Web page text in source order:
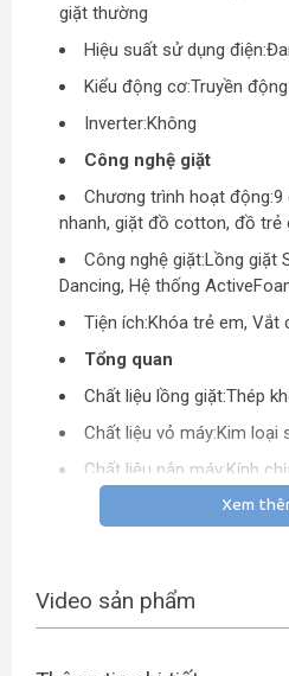
giặt thường
Hiệu suất sử dụng
Kiểu động cơ:Truyền
Inverter:Không
Công nghệ giặt
Chương trình hoạt
nhanh, giặt đồ cotton, đồ trẻ
Công nghệ giặt:Lồng giặt
Dancing, Hệ thống
Tiện ích:Khóa trẻ em, Vắt
Tổng quan
Chất liệu lồng giặt:Thép
Chất liệu vỏ máy:Kim loại
Chất liệu nắp máy:Kính
Bảng điều khiển:Tiếng
hiển thị
Kích thước – Khối
cm – Sâu 65.1 cm – Nặng 36
Nơi sản xuất:Việt Nam
Xem
Video sản phẩm